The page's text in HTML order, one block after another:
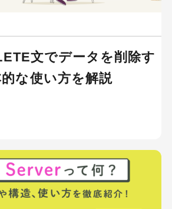
文でデータを削除す
な使い方を解説